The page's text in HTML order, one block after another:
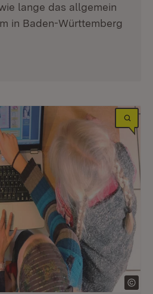
lange das allgemein
in Baden-Württemberg